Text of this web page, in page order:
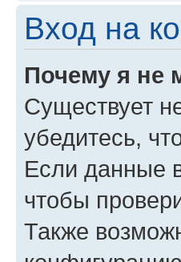
Вход на
Почему я не
Существует
убедитесь,
Если данные
чтобы
Также